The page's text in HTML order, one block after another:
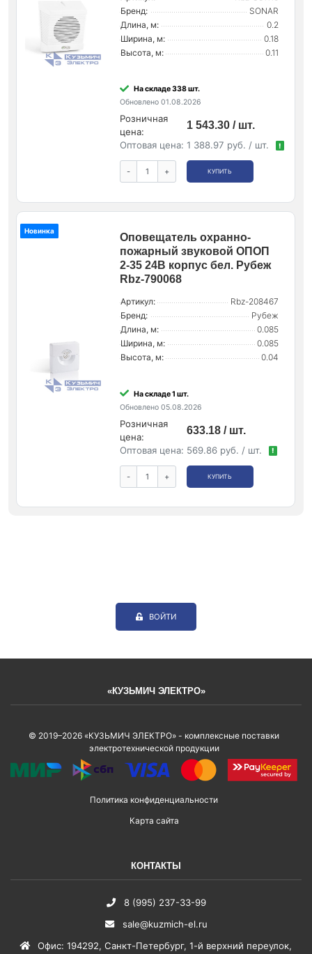
Бренд:
SONAR
Длина, м:
0.2
Ширина, м:
0.18
Высота, м:
0.11
На складе 338 шт.
Обновлено 01.08.2026
Розничная
цена:
1 543.30 / шт.
Оптовая цена: 1 388.97 руб. / шт. !
- + КУПИТЬ
Новинка
Оповещатель охранно-
пожарный звуковой ОПОП
2-35 24В корпус бел. Рубеж
Rbz-790068
Артикул:
Rbz-208467
Бренд:
Рубеж
Длина, м:
0.085
Ширина, м:
0.085
Высота, м:
0.04
На складе 1 шт.
Обновлено 05.08.2026
Розничная
цена:
633.18 / шт.
Оптовая цена: 569.86 руб. / шт. !
- + КУПИТЬ
ВОЙТИ
«КУЗЬМИЧ ЭЛЕКТРО»
© 2019–2026 «КУЗЬМИЧ ЭЛЕКТРО» - комплексные поставки
электротехнической продукции
Политика конфиденциальности
Карта сайта
КОНТАКТЫ
8 (995) 237-33-99
sale@kuzmich-el.ru
Офис: 194292, Санкт-Петербург, 1-й верхний переулок,